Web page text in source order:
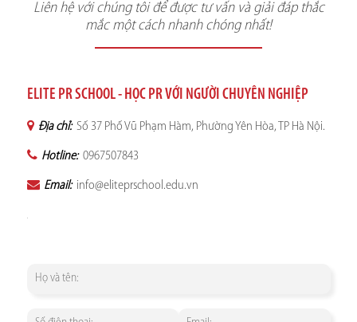
Liên hệ với chúng tôi để được tư vấn và giải đáp thắc
mắc một cách nhanh chóng nhất!
ELITE PR SCHOOL - HỌC PR VỚI NGƯỜI CHUYÊN NGHIỆP
Địa chỉ: Số 37 Phố Vũ Phạm Hàm, Phường Yên Hòa, TP Hà Nội.
Hotline: 0967507843
Email: info@eliteprschool.edu.vn